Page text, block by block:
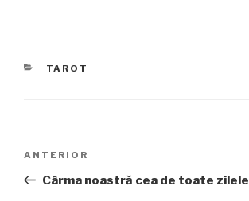
CATEGORII
TAROT
articole
Articolul
anterior
ANTERIOR
Cârma noastră cea de toate zilele